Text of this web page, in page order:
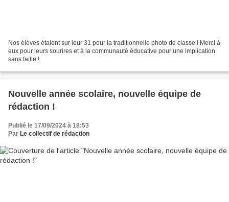
Nos élèves étaient sur leur 31 pour la traditionnelle photo de classe ! Merci à
eux pour leurs sourires et à la communauté éducative pour une implication
sans faille !
Nouvelle année scolaire, nouvelle équipe de
rédaction !
Publié le 17/09/2024 à 18:53
Par Le collectif de rédaction